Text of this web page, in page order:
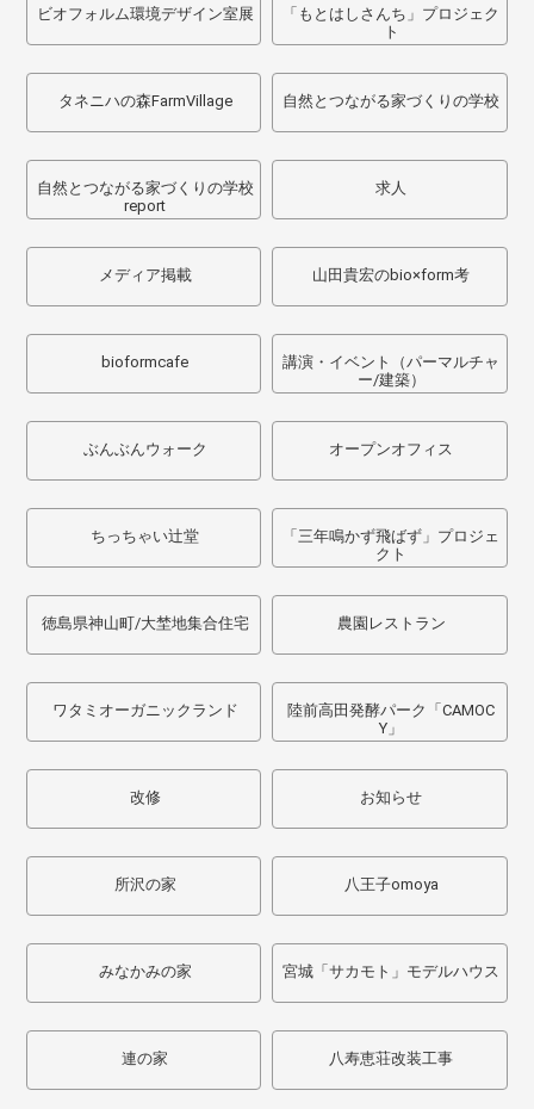
ビオフォルム環境デザイン室展
「もとはしさんち」プロジェク
ト
タネニハの森FarmVillage 自然とつながる家づくりの学校
自然とつながる家づくりの学校
report
求人
メディア掲載 山田貴宏のbio×form考
bioformcafe
講演・イベント（パーマルチャ
ー/建築）
ぶんぶんウォーク オープンオフィス
ちっちゃい辻堂
「三年鳴かず飛ばず」プロジェ
クト
徳島県神山町/大埜地集合住宅 農園レストラン
ワタミオーガニックランド
陸前高田発酵パーク「CAMOC
Y」
改修 お知らせ
所沢の家 八王子omoya
みなかみの家 宮城「サカモト」モデルハウス
連の家 八寿恵荘改装工事